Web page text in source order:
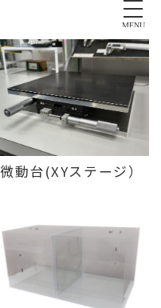
MENU
微動台(XYステージ）